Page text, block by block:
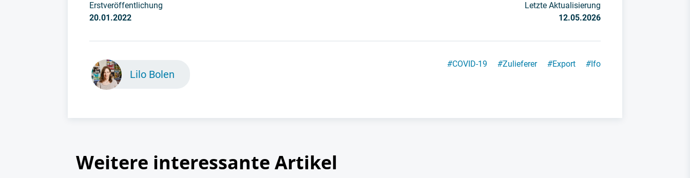
Erstveröffentlichung
20.01.2022
Letzte Aktualisierung
12.05.2026
Lilo Bolen
#COVID-19 #Zulieferer #Export #Ifo
Weitere interessante Artikel